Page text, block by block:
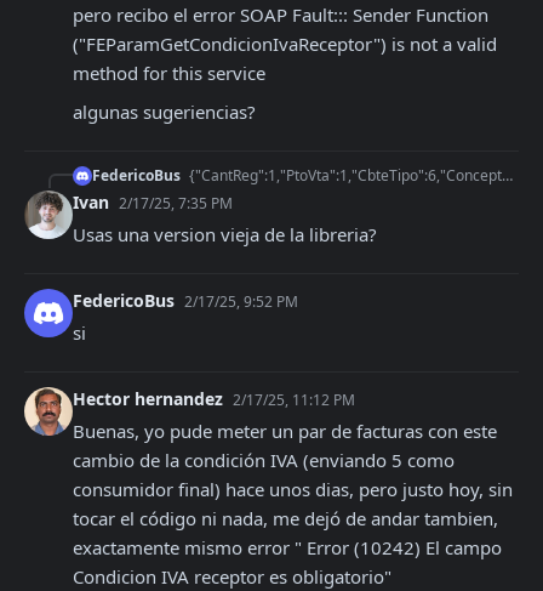
pero recibo el error SOAP Fault::: Sender Function
("FEParamGetCondicionIvaReceptor") is not a valid
method for this service
algunas sugeriencias?
FedericoBus {"CantReg":1,"PtoVta":1,"CbteTipo":6,"Concepto":1,"DocTipo":99,"DocNro":0,"CbteDesde":null,"CbteHasta":null,"CbteFch":20250217,"ImpTotal":6.99,"ImpTotConc":0,"I
Ivan 2/17/25, 7:35 PM
Usas una version vieja de la libreria?
FedericoBus 2/17/25, 9:52 PM
si
Hector hernandez 2/17/25, 11:12 PM
Buenas, yo pude meter un par de facturas con este
cambio de la condición IVA (enviando 5 como
consumidor final) hace unos dias, pero justo hoy, sin
tocar el código ni nada, me dejó de andar tambien,
exactamente mismo error " Error (10242) El campo
Condicion IVA receptor es obligatorio"